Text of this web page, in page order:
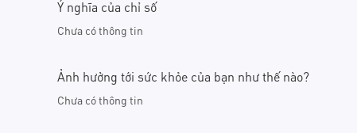
Ý nghĩa của chỉ số
Chưa có thông tin
Ảnh hưởng tới sức khỏe của bạn như thế nào?
Chưa có thông tin